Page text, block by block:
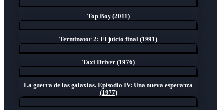
Top Boy (2011)
Terminator 2: El juicio final (1991)
Taxi Driver (1976)
La guerra de las galaxias. Episodio IV: Una nueva esperanza
(1977)